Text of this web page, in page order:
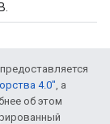
4.0", а
об этом